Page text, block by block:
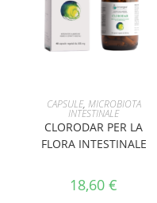
AGGIUNGI AL CARRELLO
CAPSULE, MICROBIOTA
INTESTINALE
CLORODAR PER LA
FLORA INTESTINALE
18,60€